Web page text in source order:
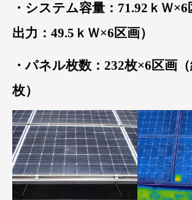
・システム容量：71.92ｋＷ
出力：49.5ｋＷ×6区画）
・パネル枚数：232枚×6区画
枚）